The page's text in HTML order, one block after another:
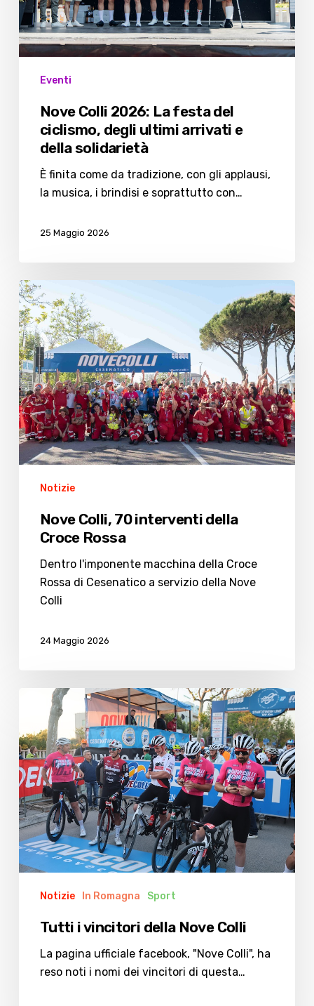
degli
ultimi
arrivati
dellaEventi
Nove Colli 2026: La festa del
ciclismo, degli ultimi arrivati e
della solidarietà
È finita come da tradizione, con gli applausi,
la musica, i brindisi e soprattutto con…
25 Maggio 2026
Nove
Colli,
70
interventi
della
Croce
Rossa
Notizie
Nove Colli, 70 interventi della
Croce Rossa
Dentro l'imponente macchina della Croce
Rossa di Cesenatico a servizio della Nove
Colli
24 Maggio 2026
vincitori
della
Nove
Colli
Notizie In Romagna Sport
Tutti i vincitori della Nove Colli
La pagina ufficiale facebook, "Nove Colli", ha
reso noti i nomi dei vincitori di questa…